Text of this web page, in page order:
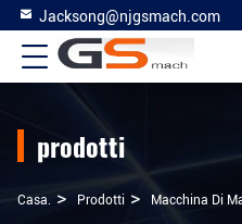
Jacksong@njgsmach.com
prodotti
Casa. > Prodotti > Macchina Di